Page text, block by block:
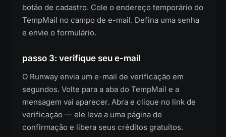
botão de cadastro. Cole o endereço temporário do
TempMail no campo de e-mail. Defina uma senha
e envie o formulário.
passo 3: verifique seu e-mail
O Runway envia um e-mail de verificação em
segundos. Volte para a aba do TempMail e a
mensagem vai aparecer. Abra e clique no link de
verificação — ele leva a uma página de
confirmação e libera seus créditos gratuitos.